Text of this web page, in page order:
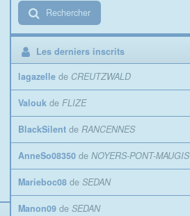
Rechercher
Les derniers inscrits
lagazellede CREUTZWALD
Valoukde FLIZE
BlackSilentde RANCENNES
AnneSo08350de NOYERS-PONT-MAUGIS
Marieboc08de SEDAN
Manon09de SEDAN